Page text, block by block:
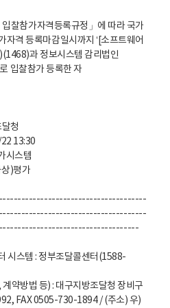
찰참가자격등록규정」에 따라 국가
자격 등록마감일시까지 ‘[소프트웨어
과 정보시스템 감리법인
입찰참가 등록한 자
청
13:30
시스템
)평가
시스템 : 정부조달콜센터(1588-
약방법 등) : 대구지방조달청 장비구
FAX 0505-730-1894 / (주소) 우)